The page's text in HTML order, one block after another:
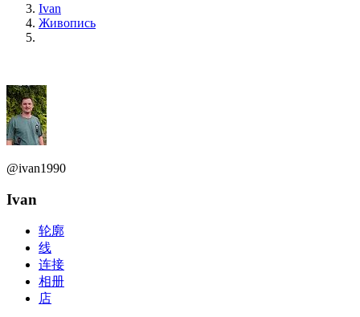
Ivan
Живопись
@ivan1990
Ivan
轮廓
线
连接
相册
店